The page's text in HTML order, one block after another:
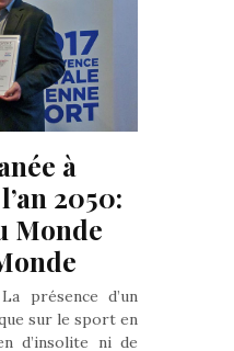
à
2050:
Monde
présence d’un
sur le sport en
d’insolite ni de